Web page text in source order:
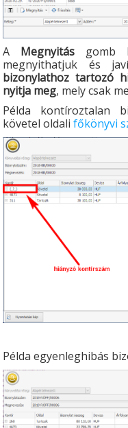
A Megnyitás gomb
megnyithatjuk és
bizonylathoz tartozó
nyitja meg, mely csak
Példa kontíroztalan
követel oldalifőkönyvi
Példa egyenleghibás